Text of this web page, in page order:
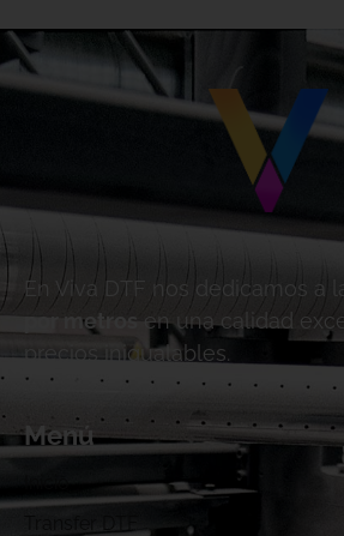
En Viva DTF nos dedicamos a
por metros
en una calidad
precios inigualables.
Menú